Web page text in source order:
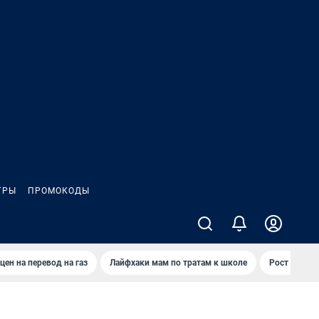
ПРОМОКОДЫ
на перевод на газ Лайфхаки мам по тратам к школе Рост цен на